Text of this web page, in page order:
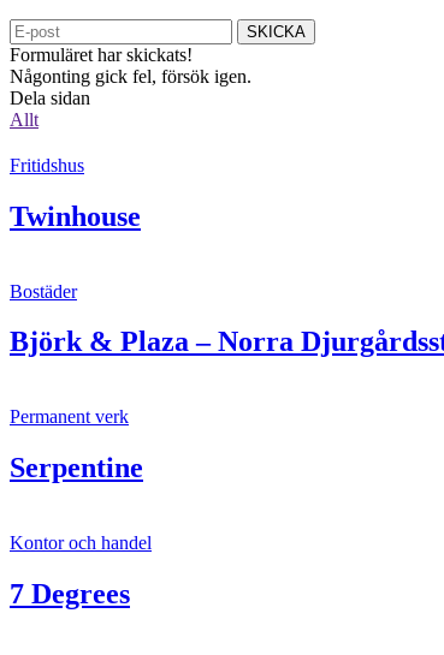
SKICKA
Formuläret har skickats!
Någonting gick fel, försök igen.
Dela sidan
Allt
Fritidshus
Twinhouse
Bostäder
Björk & Plaza – Norra
Permanent verk
Serpentine
Kontor och handel
7 Degrees